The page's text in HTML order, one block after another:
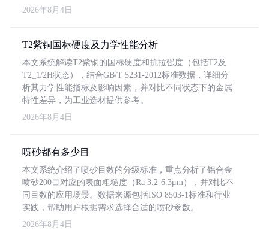
2026年8月4日
T2紫铜国标硬度及力学性能分析
本文系统解读T2紫铜的国标硬度和抗拉强度（包括T2及
T2_1/2H状态），结合GB/T 5231-2012标准数据，详细分
析其力学性能指标及影响因素，并对比不同状态下的金属
特性差异，为工业选材提供参考。
2026年8月4日
喷砂都有多少目
本文系统介绍了喷砂目数的分级标准，重点分析了铝合金
喷砂200目对应的表面粗糙度（Ra 3.2-6.3μm），并对比不
同目数的应用场景。数据来源包括ISO 8503-1标准和行业
实践，帮助用户根据需求选择合适的喷砂参数。
2026年8月4日